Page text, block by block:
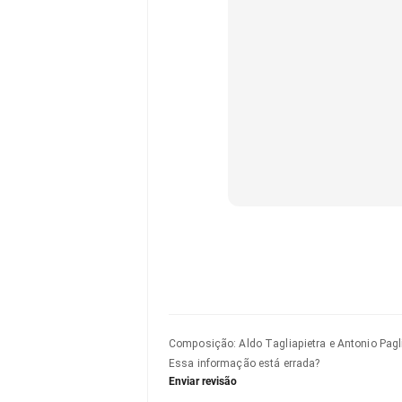
Composição:Aldo Tagliapietra e Antonio
Essa informação está errada?
Enviar revisão